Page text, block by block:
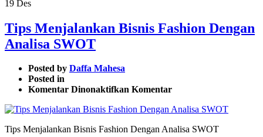
19 Des
Tips Menjalankan Bisnis Fashion Dengan
Analisa SWOT
Posted by Daffa Mahesa
Posted in
Komentar Dinonaktifkan pada
Menjalankan
Fashion
Komentar
Tips Menjalankan Bisnis Fashion Dengan Analisa SWOT